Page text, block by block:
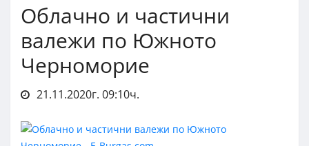
Облачно и частични
валежи по Южното
Черноморие
21.11.2020г. 09:10ч.